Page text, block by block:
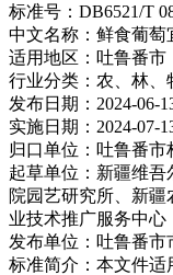
标准号： DB6521/T
中文名称： 鲜食葡萄
适用地区： 吐鲁番市
行业分类： 农、林、
发布日期： 2024-06-
实施日期： 2024-07-
归口单位： 吐鲁番市
起草单位： 新疆维吾
院园艺研究所、新
业技术推广服务中心
发布单位： 吐鲁番市
标准简介： 本文件适